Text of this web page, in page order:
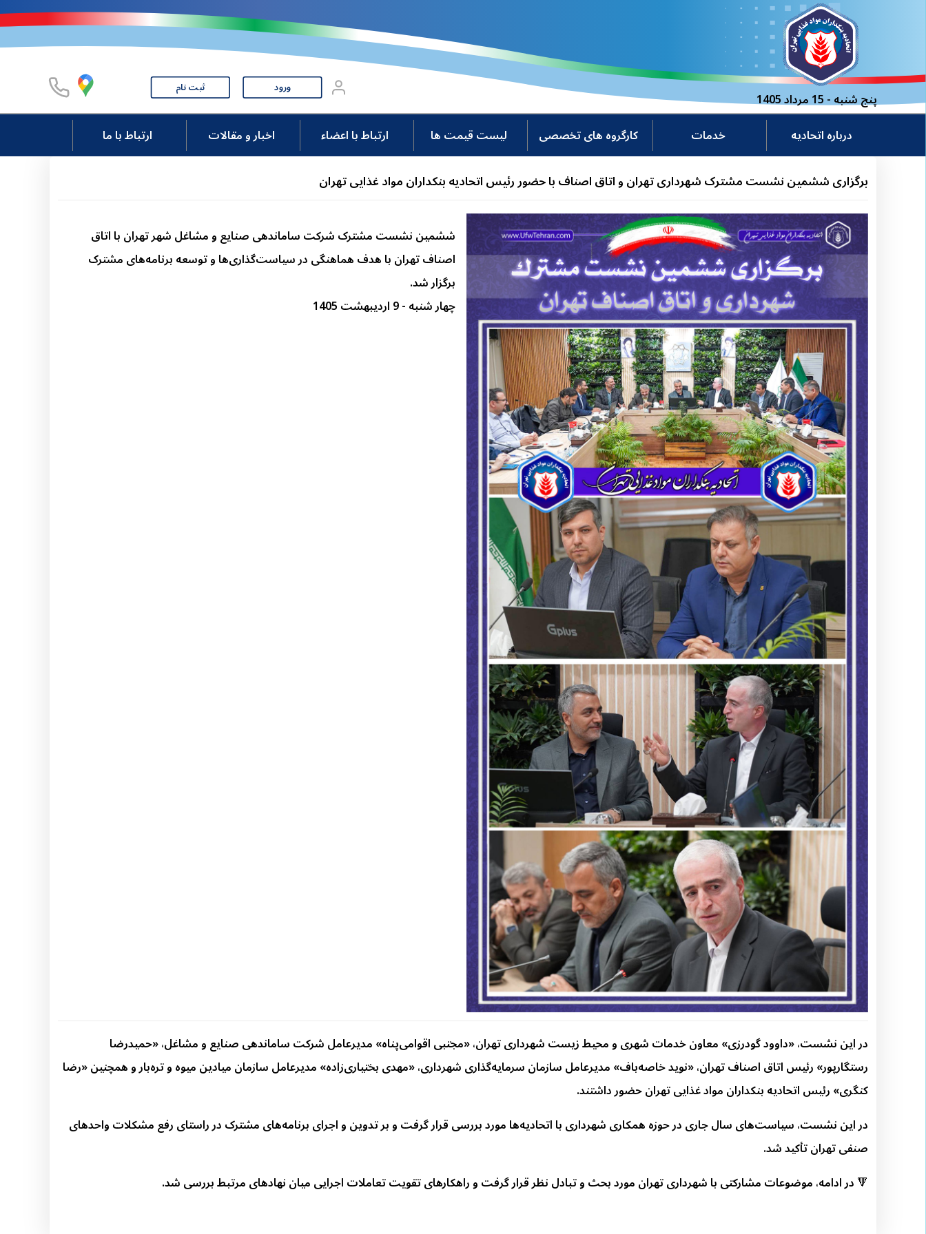
پنج شنبه - 15 مرداد 1405
ورود ثبت نام
درباره اتحادیه خدمات کارگروه های تخصصی لیست قیمت ها ارتباط با اعضاء اخبار و مقالات ارتباط با ما
برگزاری ششمین نشست مشترک شهرداری تهران و اتاق اصناف با حضور رئیس اتحادیه بنکداران مواد غذایی تهران
ششمین نشست مشترک شرکت ساماندهی صنایع و مشاغل شهر تهران با اتاق
اصناف تهران با هدف هماهنگی در سیاست‌گذاری‌ها و توسعه برنامه‌های مشترک
برگزار شد.
چهار شنبه - 9 اردیبهشت 1405
در این نشست، «داوود گودرزی» معاون خدمات شهری و محیط زیست شهرداری تهران، «مجتبی اقوامی‌پناه» مدیرعامل شرکت ساماندهی صنایع و مشاغل، «حمیدرضا
رستگارپور» رئیس اتاق اصناف تهران، «نوید خاصه‌باف» مدیرعامل سازمان سرمایه‌گذاری شهرداری، «مهدی بختیاری‌زاده» مدیرعامل سازمان میادین میوه و تره‌بار و همچنین «رضا
کنگری» رئیس اتحادیه بنکداران مواد غذایی تهران حضور داشتند.
در این نشست، سیاست‌های سال جاری در حوزه همکاری شهرداری با اتحادیه‌ها مورد بررسی قرار گرفت و بر تدوین و اجرای برنامه‌های مشترک در راستای رفع مشکلات واحدهای
صنفی تهران تأکید شد.
🔻 در ادامه، موضوعات مشارکتی با شهرداری تهران مورد بحث و تبادل نظر قرار گرفت و راهکارهای تقویت تعاملات اجرایی میان نهادهای مرتبط بررسی شد.